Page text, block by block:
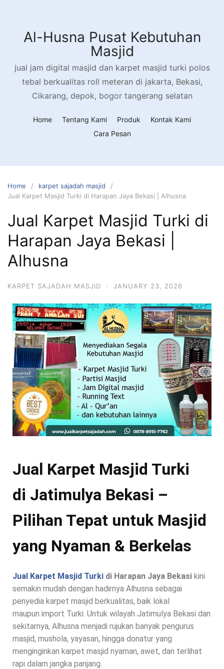
Al-Husna Pusat Kebutuhan
Masjid
jual jam digital masjid dan karpet masjid turki polos
tebal berkualitas roll meteran di jakarta, Bekasi,
Cikarang, depok, bogor tangerang selatan
Home Tentang Kami Produk
Kontak Kami
Cara Pesan
Home
karpet sajadah masjid
Jual Karpet Masjid Turki di Harapan Jaya Bekasi | Alhusna
Jual Karpet Masjid Turki di
Harapan Jaya Bekasi |
Alhusna
KARPET SAJADAH MASJID · JANUARY 23, 2026
Jual Karpet Masjid Turki
di Jatimulya Bekasi –
Pilihan Tepat untuk Masjid
yang Nyaman & Berkelas
Jual Karpet Masjid Turki di Harapan Jaya Bekasi kini
semakin mudah dengan hadirnya Alhusna sebagai
penyedia karpet masjid berkualitas, baik lokal
maupun import Turki. Untuk wilayah Jatimulya Bekasi dan
sekitarnya, Alhusna menjadi rujukan banyak pengurus
masjid, mushola, yayasan, hingga donatur yang
menginginkan karpet masjid nyaman, awet, dan terlihat
rapi dalam jangka panjang.